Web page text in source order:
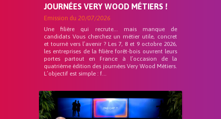
JOURNÉES VERY WOOD MÉTIERS !
Emission du 20/07/2026
Une filière qui recrute… mais manque de
candidats Vous cherchez un métier utile, concret
et tourné vers l’avenir ? Les 7, 8 et 9 octobre 2026,
les entreprises de la filière forêt-bois ouvrent leurs
portes partout en France à l’occasion de la
quatrième édition des journées Very Wood Métiers.
L’objectif est simple : f...